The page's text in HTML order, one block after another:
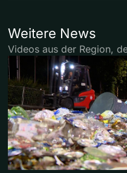
Weitere News
Videos aus der Region,